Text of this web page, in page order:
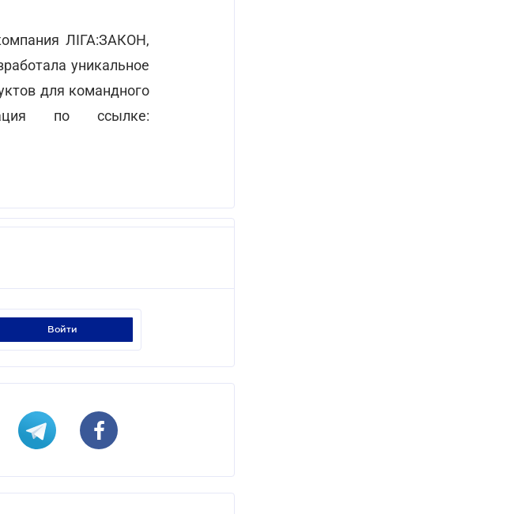
ЛІГА:ЗАКОН,
уникальное
для командного
по ссылке:
войти